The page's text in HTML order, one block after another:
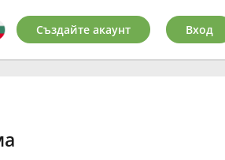
Създайте акаунт Вход